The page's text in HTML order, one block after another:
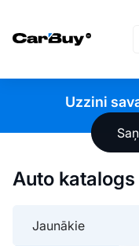
Uzzini
Auto katalogs
Jaunākie